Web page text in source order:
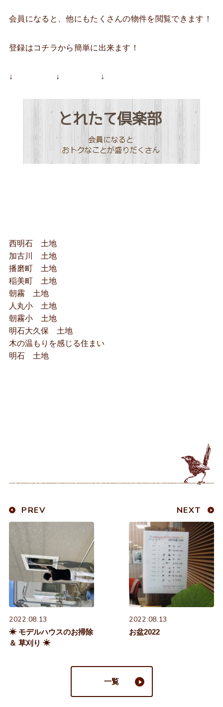
会員になると、他にもたくさんの物件を閲覧できます！
登録はコチラから簡単に出来ます！
↓ ↓ ↓
西明石 土地
加古川 土地
播磨町 土地
稲美町 土地
朝霧 土地
人丸小 土地
朝霧小 土地
明石大久保 土地
木の温もりを感じる住まい
明石 土地
PREV
2022.08.13
☀ モデルハウスのお掃除
＆ 草刈り ☀
NEXT
2022.08.13
お盆2022
一覧